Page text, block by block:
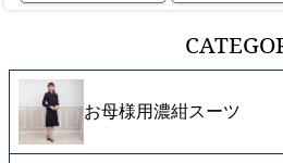
お母様用濃紺スーツ